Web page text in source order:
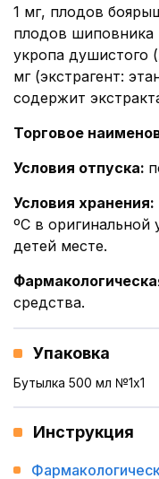
1 мг, плодов
плодов шиповника
укропа душистого
мг (экстрагент:
содержит
Торговое
Условия отпуска:
Условия хранения:
ºС в оригинальной
детей месте.
средства.
Упаковка
Бутылка 500 мл №1x1
Инструкция